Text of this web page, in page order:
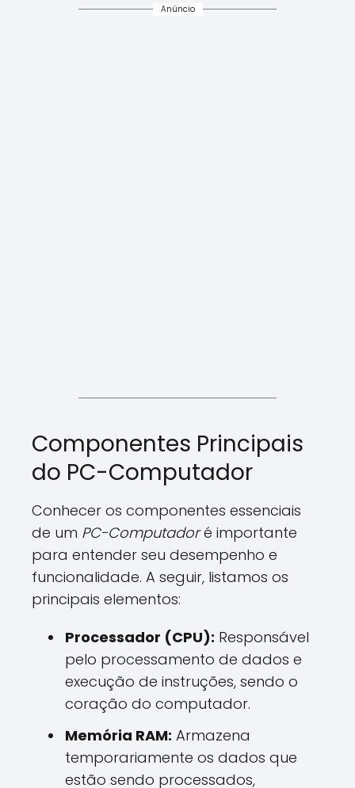
Anúncio
Componentes Principais
do PC-Computador
Conhecer os componentes essenciais
de um PC-Computadoré importante
para entender seu desempenho e
funcionalidade. A seguir, listamos os
principais elementos:
Processador (CPU): Responsável
pelo processamento de dados e
execução de instruções, sendo o
coração do computador.
Memória RAM: Armazena
temporariamente os dados que
estão sendo processados,